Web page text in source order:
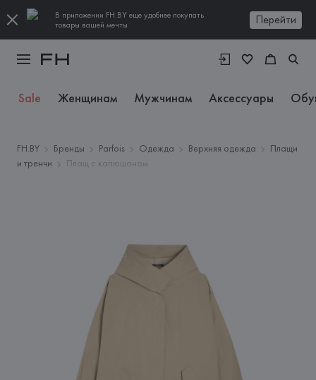
В приложении FH.BY еще удобнее покупать
товары вашей мечты
Перейти
Sale Женщинам Мужчинам Аксессуары
FH.BY Бренды Parfois Одежда Верхняя одежда
Плащи
и тренчи
Плащ с капюшоном